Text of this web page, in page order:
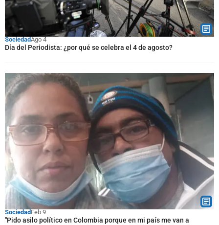
SociedadAgo 4
Día del Periodista: ¿por qué se celebra el 4 de agosto?
Sociedad Feb 9
"Pido asilo político en Colombia porque en mi país me van a